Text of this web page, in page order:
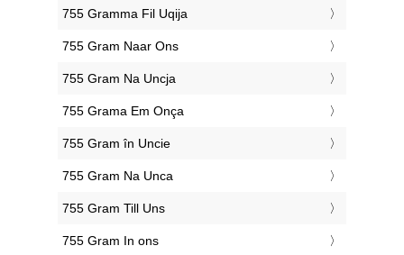
‎755 Gramma Fil Uqija
‎755 Gram Naar Ons
‎755 Gram Na Uncja
‎755 Grama Em Onça
‎755 Gram în Uncie
‎755 Gram Na Unca
‎755 Gram Till Uns
‎755 Gram In ons